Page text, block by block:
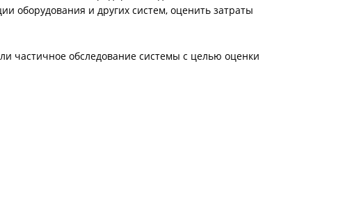
оборудования и других систем, оценить затраты
частичное обследование системы с целью оценки